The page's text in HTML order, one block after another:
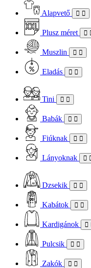
Alapvető
Plusz méret
Muszlin
Eladás
Tini
Babák
Fiúknak
Lányoknak
Dzsekik
Kabátok
Kardigánok
Pulcsik
Zakók